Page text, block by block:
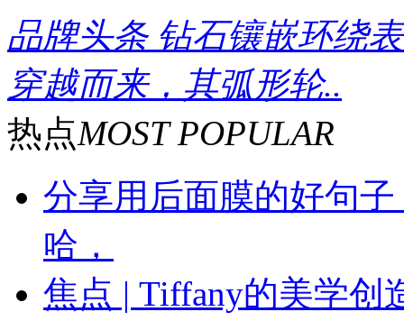
品牌头条 钻石镶嵌环绕
穿越而来，其弧形轮..
热点MOST POPULAR
分享用后面膜的好句
哈，
焦点 | Tiffany的美学创